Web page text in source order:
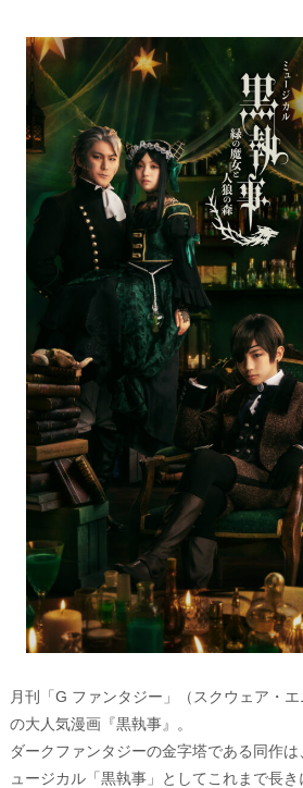
月刊「G ファンタジー」（スクウェア・
の大人気漫画『黒執事』。
ダークファンタジーの金字塔である同作
ュージカル「黒執事」としてこれまで長